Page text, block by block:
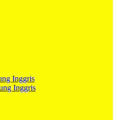
Inggris
Inggris